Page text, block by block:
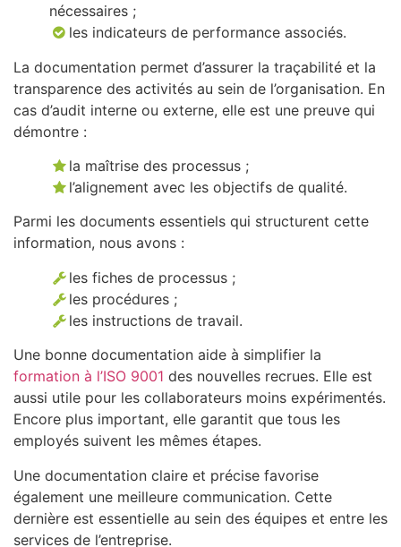
nécessaires ;
les indicateurs de performance associés.
La documentation permet d’assurer la traçabilité et la
transparence des activités au sein de l’organisation. En
cas d’audit interne ou externe, elle est une preuve qui
démontre :
la maîtrise des processus ;
l’alignement avec les objectifs de qualité.
Parmi les documents essentiels qui structurent cette
information, nous avons :
les fiches de processus ;
les procédures ;
les instructions de travail.
Une bonne documentation aide à simplifier la
formation à l’ISO 9001 des nouvelles recrues. Elle est
aussi utile pour les collaborateurs moins expérimentés.
Encore plus important, elle garantit que tous les
employés suivent les mêmes étapes.
Une documentation claire et précise favorise
également une meilleure communication. Cette
dernière est essentielle au sein des équipes et entre les
services de l’entreprise.